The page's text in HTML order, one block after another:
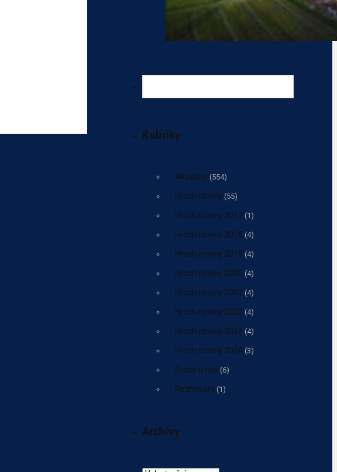
Rubriky
Aktuality (554)
Hroch noviny (55)
Hroch noviny 2017(1)
Hroch noviny 2018 (4)
Hroch noviny 2019 (4)
Hroch noviny 2020 (4)
Hroch noviny 2021 (4)
Hroch noviny 2022 (4)
Hroch noviny 2023 (4)
Hroch noviny 2024(3)
Práce u nás (6)
Rozhovory (1)
Archivy